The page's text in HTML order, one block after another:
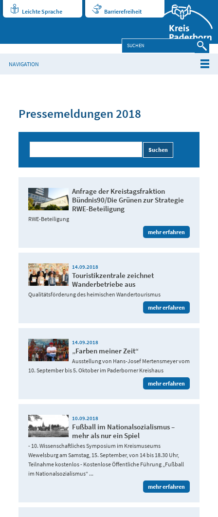
Leichte Sprache Barrierefreiheit
NAVIGATION
Pressemeldungen 2018
Suchen
Anfrage der Kreistagsfraktion
Bündnis90/Die Grünen zur Strategie
RWE-Beteiligung
RWE-Beteiligung
mehr erfahren
14.09.2018
Touristikzentrale zeichnet
Wanderbetriebe aus
Qualitätsförderung des heimischen Wandertourismus
mehr erfahren
14.09.2018
„Farben meiner Zeit“
Ausstellung von Hans-Josef Mertensmeyer vom
10. September bis 5. Oktober im Paderborner Kreishaus
mehr erfahren
10.09.2018
Fußball im Nationalsozialismus –
mehr als nur ein Spiel
- 10. Wissenschaftliches Symposium im Kreismuseums
Wewelsburg am Samstag, 15. September, von 14 bis 18.30 Uhr,
Teilnahme kostenlos - Kostenlose Öffentliche Führung „Fußball
im Nationalsozialismus“ ...
mehr erfahren